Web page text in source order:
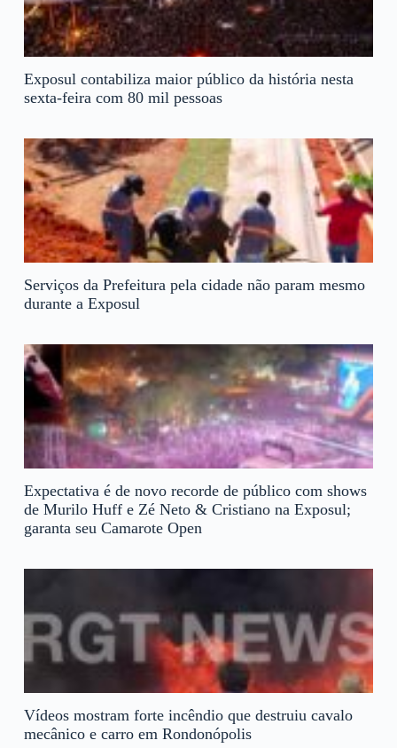
Exposul contabiliza maior público da história nesta
sexta-feira com 80 mil pessoas
Serviços da Prefeitura pela cidade não param mesmo
durante a Exposul
Expectativa é de novo recorde de público com shows
de Murilo Huff e Zé Neto & Cristiano na Exposul;
garanta seu Camarote Open
Vídeos mostram forte incêndio que destruiu cavalo
mecânico e carro em Rondonópolis